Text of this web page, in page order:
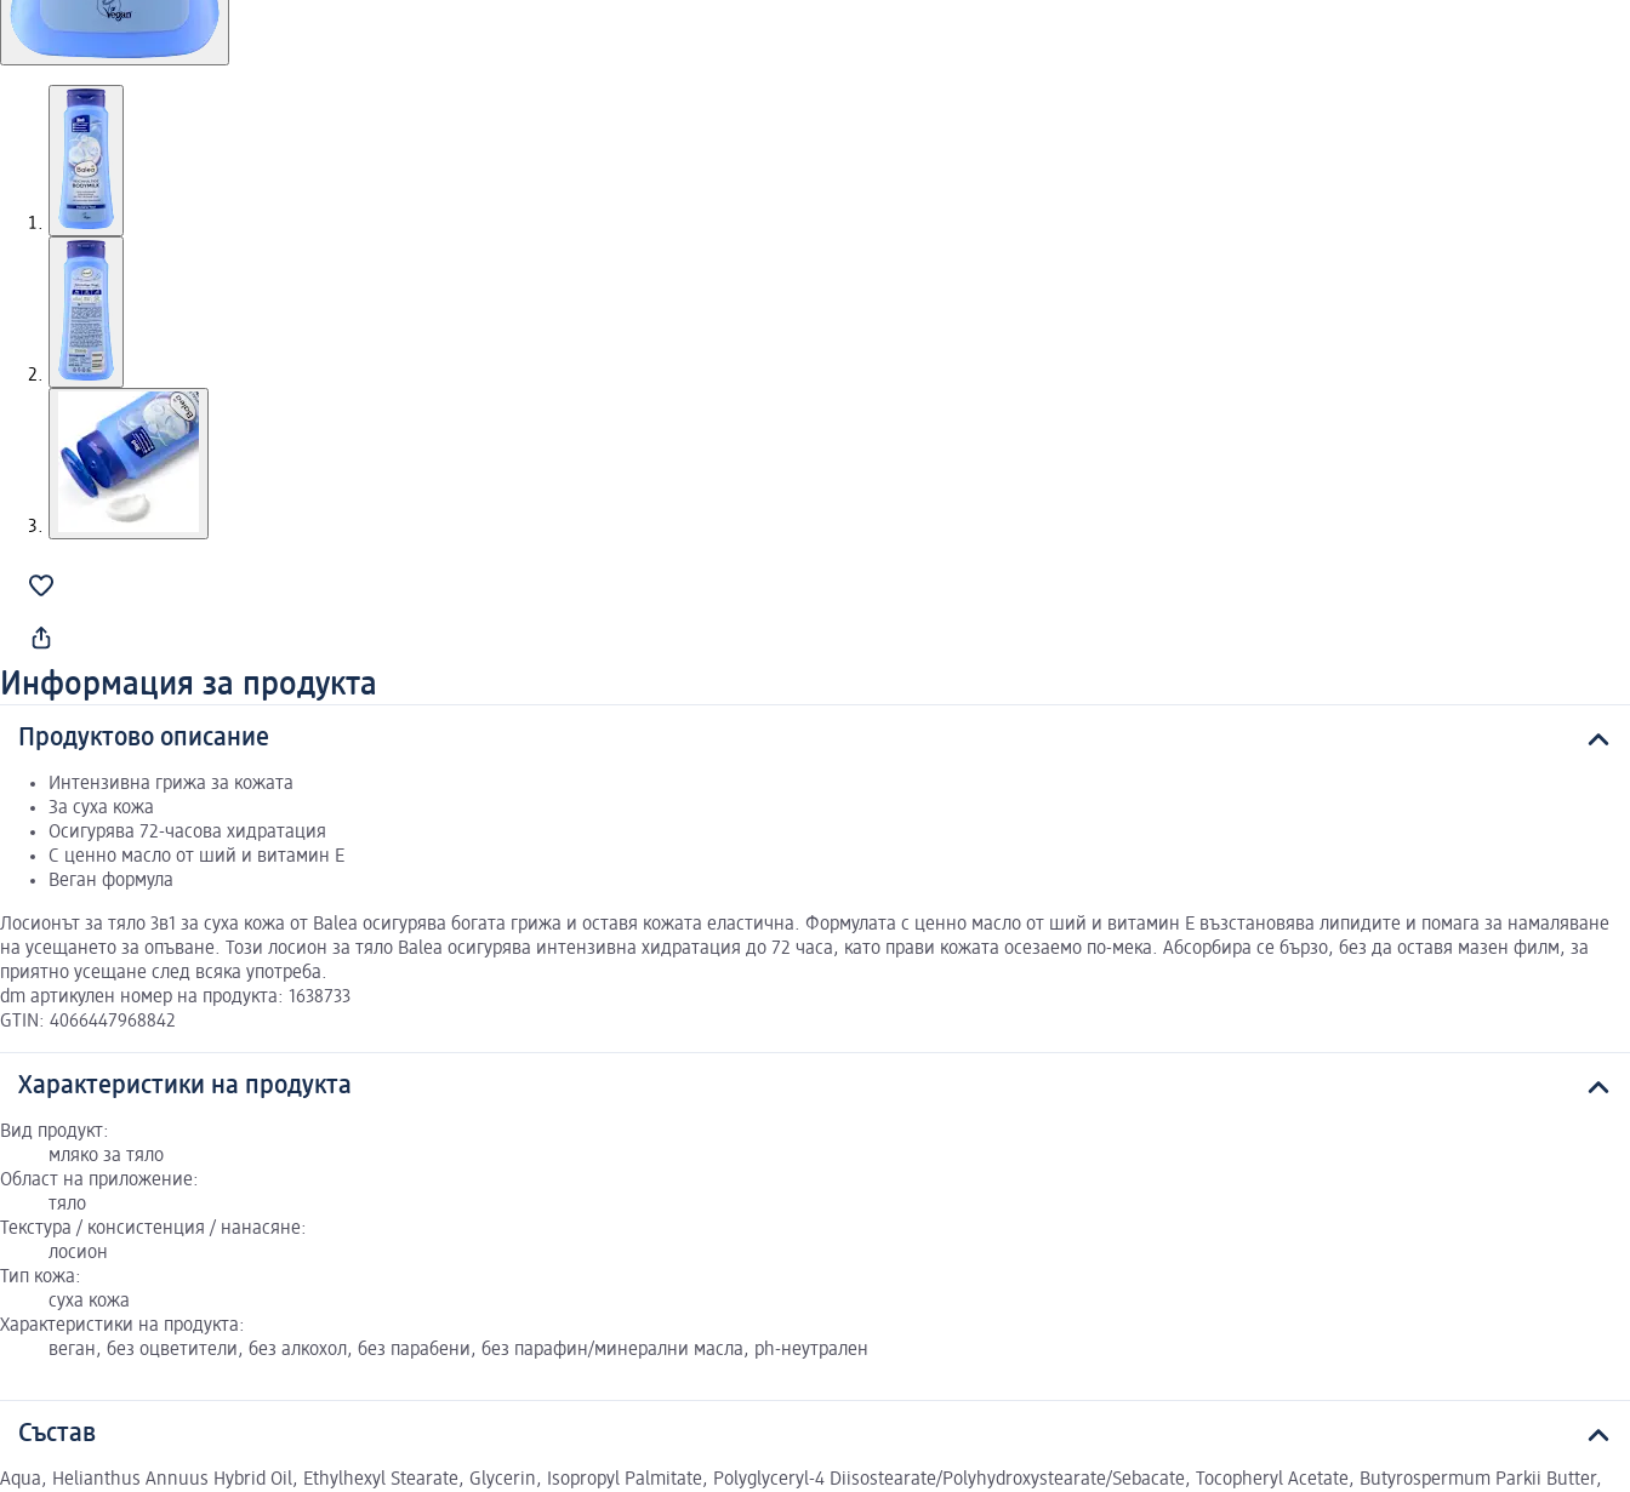
Информация за продукта
Продуктово описание
Интензивна грижа за кожата
За суха кожа
Осигурява 72-часова хидратация
С ценно масло от ший и витамин Е
Веган формула
Лосионът за тяло 3в1 за суха кожа от Balea осигурява богата грижа и оставя кожата еластична. Формулата с ценно масло от ший и витамин Е възстановява липидите и помага за намаляване
на усещането за опъване. Този лосион за тяло Balea осигурява интензивна хидратация до 72 часа, като прави кожата осезаемо по-мека. Абсорбира се бързо, без да оставя мазен филм, за
приятно усещане след всяка употреба.
dm артикулен номер на продукта: 1638733
GTIN: 4066447968842
Характеристики на продукта
Вид продукт:
мляко за тяло
Област на приложение:
тяло
Текстура / консистенция / нанасяне:
лосион
Тип кожа:
суха кожа
Характеристики на продукта:
веган, без оцветители, без алкохол, без парабени, без парафин/минерални масла, ph-неутрален
Състав
Aqua, Helianthus Annuus Hybrid Oil, Ethylhexyl Stearate, Glycerin, Isopropyl Palmitate, Polyglyceryl-4 Diisostearate/Polyhydroxystearate/Sebacate, Tocopheryl Acetate, Butyrospermum Parkii Butter,